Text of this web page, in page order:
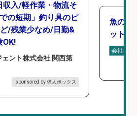
収入/軽作業・物流そ
の短期」釣り具のピ
/残業少なめ/日勤&
OK!
ント株式会社 関西第
sponsored by 求人ボックス
魚の「
ットを
会社名